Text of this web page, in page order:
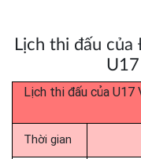
Lịch thi đấu
Lịch thi đấu của U17
Thời gian